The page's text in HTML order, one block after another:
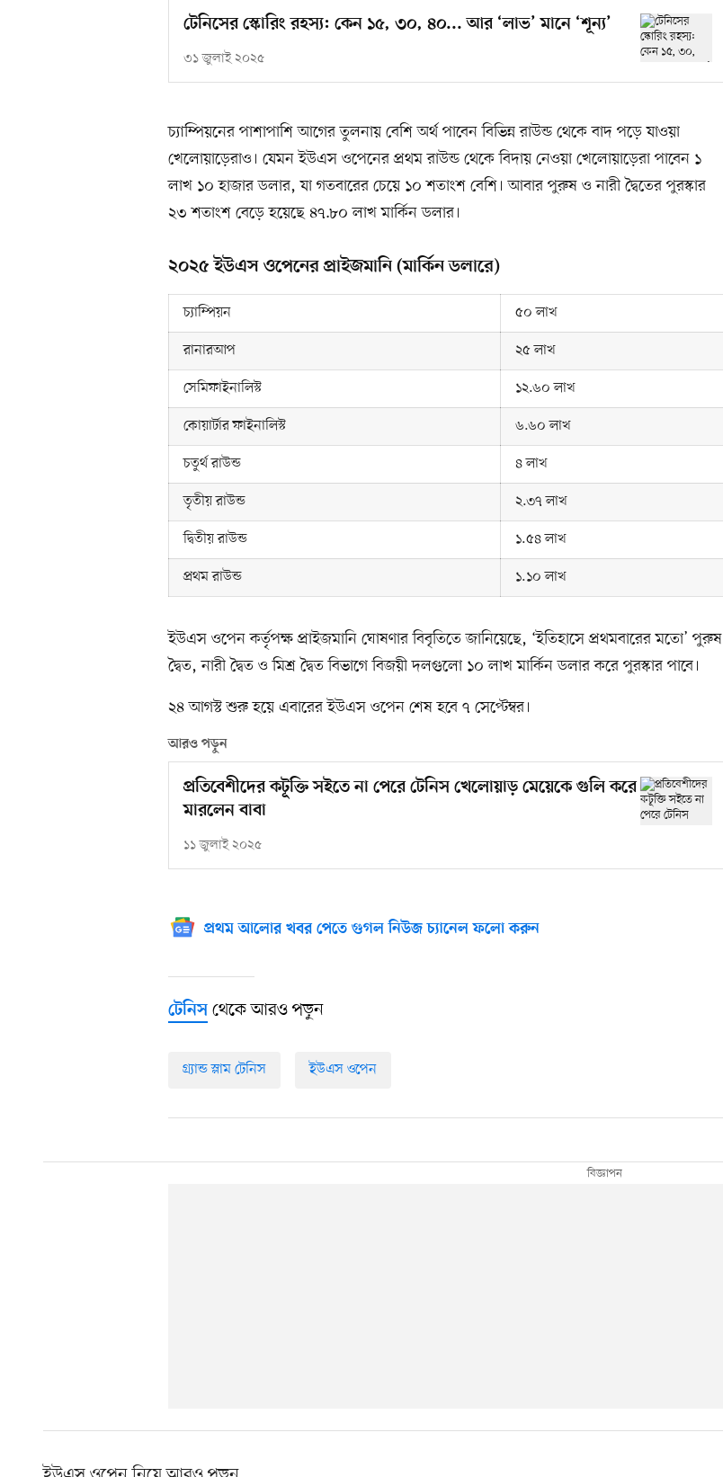
টেনিসের স্কোরিং রহস্য: কেন ১৫, ৩০, ৪০... আর ‘লাভ’ মানে ‘শূন্য’
৩১ জুলাই ২০২৫
চ্যাম্পিয়নের পাশাপাশি আগের তুলনায় বেশি অর্থ পাবেন বিভিন্ন রাউন্ড থেকে বাদ পড়ে যাওয়া
খেলোয়াড়েরাও। যেমন ইউএস ওপেনের প্রথম রাউন্ড থেকে বিদায় নেওয়া খেলোয়াড়েরা পাবেন ১
লাখ ১০ হাজার ডলার, যা গতবারের চেয়ে ১০ শতাংশ বেশি। আবার পুরুষ ও নারী দ্বৈতের পুরস্কার
২৩ শতাংশ বেড়ে হয়েছে ৪৭.৮০ লাখ মার্কিন ডলার।
২০২৫ ইউএস ওপেনের প্রাইজমানি (মার্কিন ডলারে)
চ্যাম্পিয়ন
৫০ লাখ
রানারআপ
২৫ লাখ
সেমিফাইনালিস্ট
১২.৬০ লাখ
কোয়ার্টার ফাইনালিস্ট
৬.৬০ লাখ
চতুর্থ রাউন্ড
৪ লাখ
তৃতীয় রাউন্ড
২.৩৭ লাখ
দ্বিতীয় রাউন্ড
১.৫৪ লাখ
প্রথম রাউন্ড
১.১০ লাখ
ইউএস ওপেন কর্তৃপক্ষ প্রাইজমানি ঘোষণার বিবৃতিতে জানিয়েছে, ‘ইতিহাসে প্রথমবারের মতো’ পুরুষ
দ্বৈত, নারী দ্বৈত ও মিশ্র দ্বৈত বিভাগে বিজয়ী দলগুলো ১০ লাখ মার্কিন ডলার করে পুরস্কার পাবে।
২৪ আগস্ট শুরু হয়ে এবারের ইউএস ওপেন শেষ হবে ৭ সেপ্টেম্বর।
আরও পড়ুন
প্রতিবেশীদের কটূক্তি সইতে না পেরে টেনিস খেলোয়াড় মেয়েকে গুলি করে
মারলেন বাবা
১১ জুলাই ২০২৫
প্রথম আলোর খবর পেতে গুগল নিউজ চ্যানেল ফলো করুন
টেনিস থেকে আরও পড়ুন
গ্র্যান্ড স্লাম টেনিস ইউএস ওপেন